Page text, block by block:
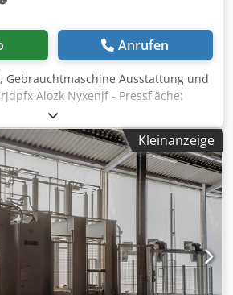
Anrufen
, Gebrauchtmaschine Ausstattung und
Alozk Nyxenjf - Pressfläche:
Zylinder: 4 - Max. Pressdruck:
1 Etage - Heizplatten:
Energiesparplatten - Öffnungsweite:
14 kW - Kolbendurchmesser: 80
365 atü Maße: 2.600 m × 1.250 m ×
kurzfristig Standort: Röllbach
Kleinanzeige